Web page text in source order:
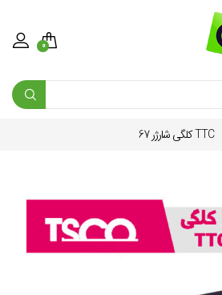
0
TTC کلگی شارژر 67